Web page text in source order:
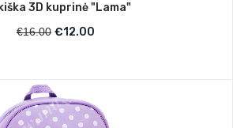
3D kuprinė "Lama"
€16.00 €12.00